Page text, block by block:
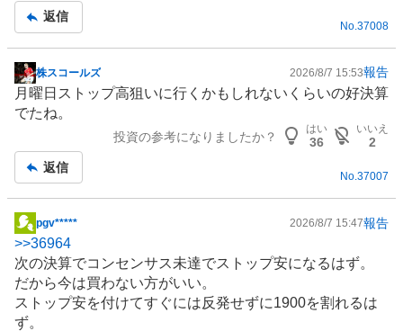
返信
No. 37008
掲
示
板
株スコールズ 2026/8/7 15:53報告
月曜日ストップ高狙いに行くかもしれないくらいの好決算
でたね。
投資の参考になりましたか？
はい
36
いいえ
2
返信
No.37007
掲
示
板
記
事
pgv***** 2026/8/7 15:47報告
>>36964
次の決算でコンセンサス未達でストップ安になるはず。
だから今は買わない方がいい。
ストップ安を付けてすぐには反発せずに1900を割れるは
ず。